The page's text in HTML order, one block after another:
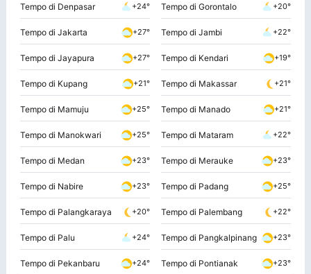
Tempo di Denpasar +24° Tempo di Gorontalo +20°
Tempo di Jakarta +27° Tempo di Jambi +22°
Tempo di Jayapura +27° Tempo di Kendari +19°
Tempo di Kupang +21° Tempo di Makassar +21°
Tempo di Mamuju +25° Tempo di Manado +21°
Tempo di Manokwari +25° Tempo di Mataram +22°
Tempo di Medan +23° Tempo di Merauke +23°
Tempo di Nabire +23° Tempo di Padang +25°
Tempo di Palangkaraya +20° Tempo di Palembang +22°
Tempo di Palu +24° Tempo di Pangkalpinang +23°
Tempo di Pekanbaru +24° Tempo di Pontianak +23°